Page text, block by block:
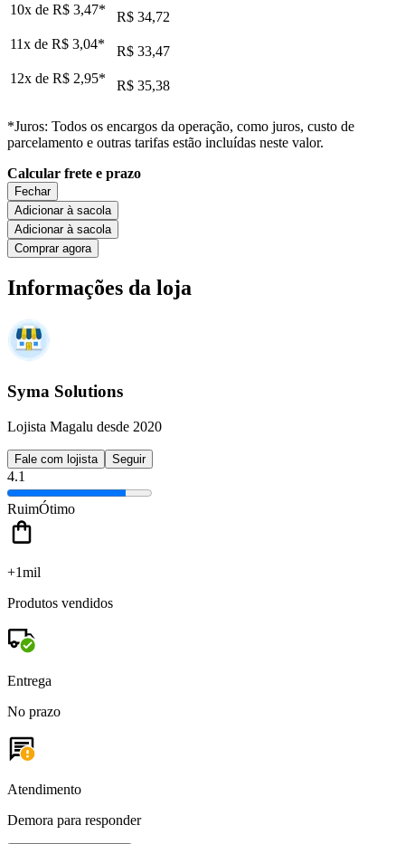
10x de R$ 3,47*
R$ 34,72
11x de R$ 3,04*
R$ 33,47
12x de R$ 2,95* R$ 35,38
*Juros: Todos os encargos da operação, como juros, custo de
parcelamento e outras tarifas estão incluídas neste valor.
Calcular frete e prazo
Fechar
Adicionar à sacola
Adicionar à sacola
Comprar agora
Informações da loja
Syma Solutions
Lojista Magalu desde 2020
Fale com lojista Seguir
4.1
RuimÓtimo
+1mil
Produtos vendidos
Entrega
No prazo
Atendimento
Demora para responder